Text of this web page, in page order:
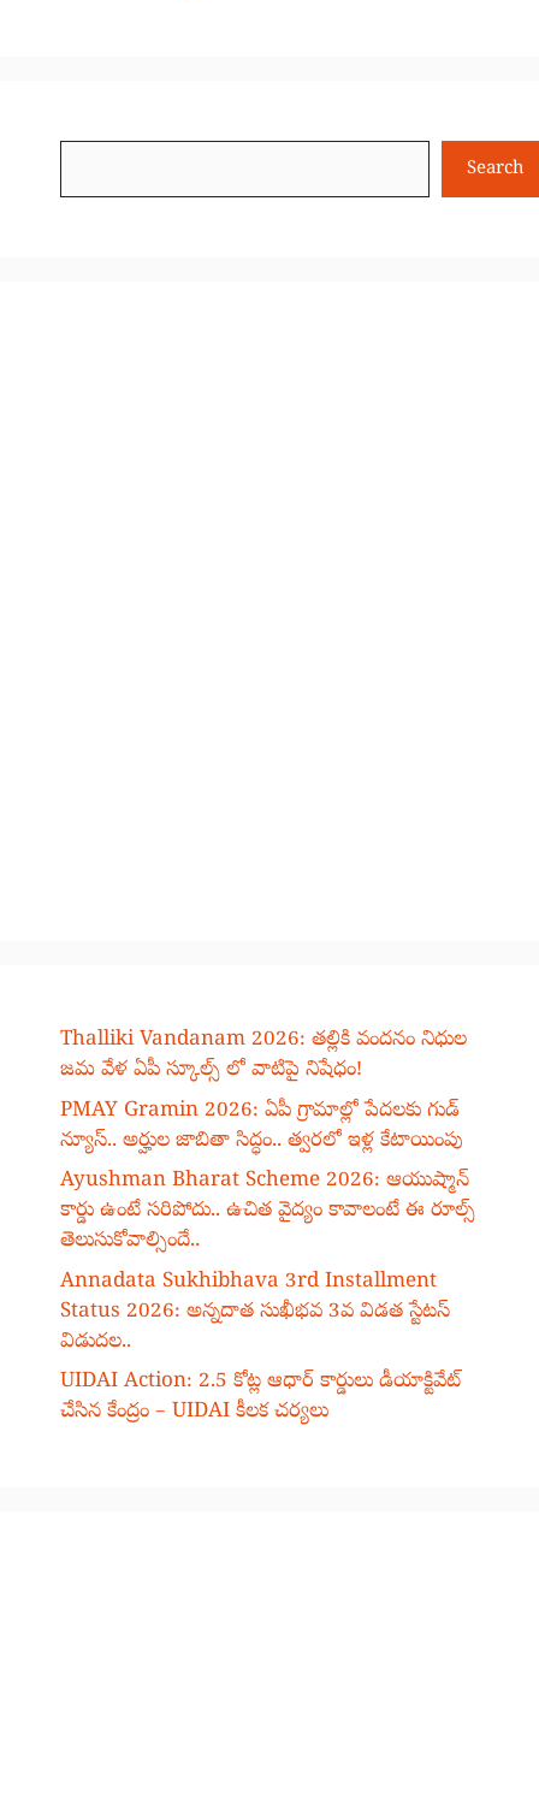
Search
Thalliki Vandanam 2026: తల్లికి వందనం నిధుల
జమ వేళ ఏపీ స్కూల్స్ లో వాటిపై నిషేధం!
PMAY Gramin 2026: ఏపీ గ్రామాల్లో పేదలకు గుడ్
న్యూస్.. అర్హుల జాబితా సిద్ధం.. త్వరలో ఇళ్ల కేటాయింపు
Ayushman Bharat Scheme 2026: ఆయుష్మాన్
కార్డు ఉంటే సరిపోదు.. ఉచిత వైద్యం కావాలంటే ఈ రూల్స్
తెలుసుకోవాల్సిందే..
Annadata Sukhibhava 3rd Installment
Status 2026: అన్నదాత సుఖీభవ 3వ విడత స్టేటస్
విడుదల..
UIDAI Action: 2.5 కోట్ల ఆధార్ కార్డులు డీయాక్టివేట్
చేసిన కేంద్రం – UIDAI కీలక చర్యలు